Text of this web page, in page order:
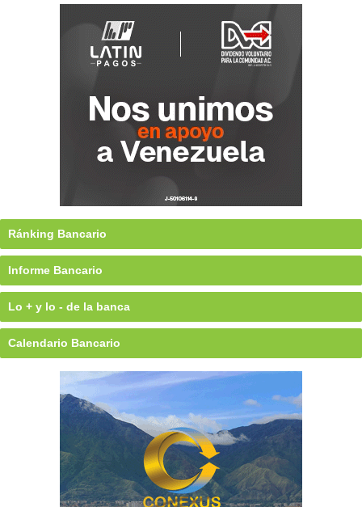
Ránking Bancario
Informe Bancario
Lo + y lo - de la banca
Calendario Bancario